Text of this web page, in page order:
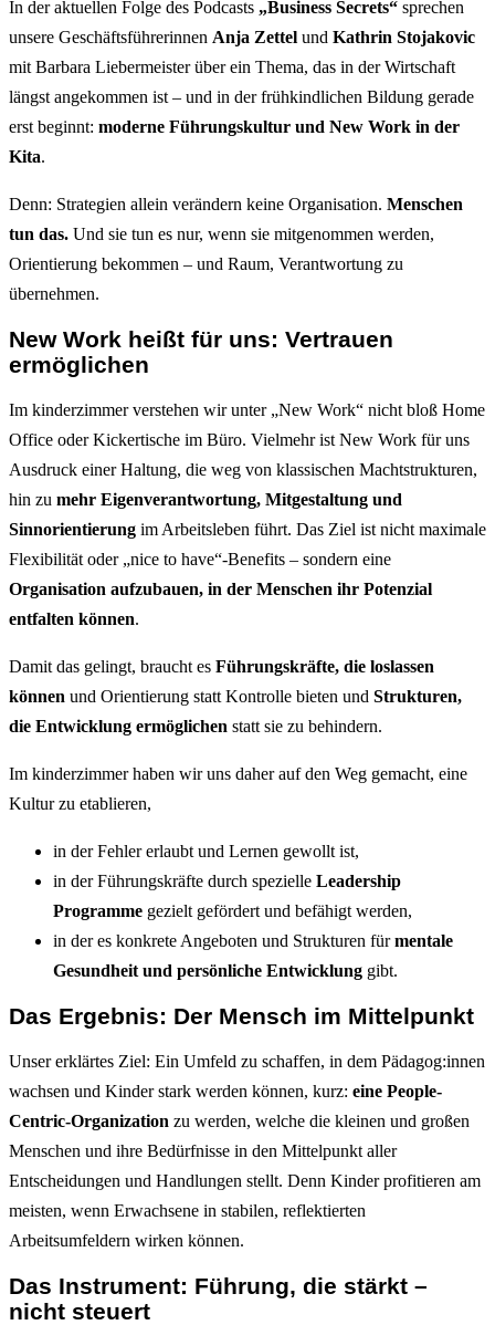
In der aktuellen Folge des Podcasts „Business Secrets“ sprechen
unsere Geschäftsführerinnen Anja Zettel und Kathrin Stojakovic
mit Barbara Liebermeister über ein Thema, das in der Wirtschaft
längst angekommen ist – und in der frühkindlichen Bildung gerade
erst beginnt: moderne Führungskultur und New Work in der
Kita.
Denn: Strategien allein verändern keine Organisation. Menschen
tun das. Und sie tun es nur, wenn sie mitgenommen werden,
Orientierung bekommen – und Raum, Verantwortung zu
übernehmen.
New Work heißt für uns: Vertrauen
ermöglichen
Im kinderzimmer verstehen wir unter „New Work“ nicht bloß Home
Office oder Kickertische im Büro. Vielmehr ist New Work für uns
Ausdruck einer Haltung, die weg von klassischen Machtstrukturen,
hin zu mehr Eigenverantwortung, Mitgestaltung und
Sinnorientierung im Arbeitsleben führt. Das Ziel ist nicht maximale
Flexibilität oder „nice to have“-Benefits – sondern eine
Organisation aufzubauen, in der Menschen ihr Potenzial
entfalten können.
Damit das gelingt, braucht es Führungskräfte, die loslassen
können und Orientierung statt Kontrolle bieten und Strukturen,
die Entwicklung ermöglichen statt sie zu behindern.
Im kinderzimmer haben wir uns daher auf den Weg gemacht, eine
Kultur zu etablieren,
in der Fehler erlaubt und Lernen gewollt ist,
in der Führungskräfte durch spezielle Leadership
Programme gezielt gefördert und befähigt werden,
in der es konkrete Angeboten und Strukturen fürmentale
Gesundheit und persönliche Entwicklung gibt.
Das Ergebnis: Der Mensch im Mittelpunkt
Unser erklärtes Ziel: Ein Umfeld zu schaffen, in dem Pädagog:innen
wachsen und Kinder stark werden können, kurz: eine People-
Centric-Organization zu werden, welche die kleinen und großen
Menschen und ihre Bedürfnisse in den Mittelpunkt aller
Entscheidungen und Handlungen stellt. Denn Kinder profitieren am
meisten, wenn Erwachsene in stabilen, reflektierten
Arbeitsumfeldern wirken können.
Das Instrument: Führung, die stärkt –
nicht steuert